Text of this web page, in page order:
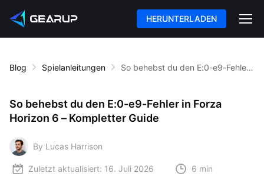
HERUNTERLADEN
Blog Spielanleitungen So behebst du den E:0-e9-Fehler in Forza Horizon 6 – Kompletter Guide
So behebst du den E:0-e9-Fehler in Forza
Horizon 6 – Kompletter Guide
By Lucas Harrison
Zuletzt aktualisiert: 16. Juli 2026 6 min